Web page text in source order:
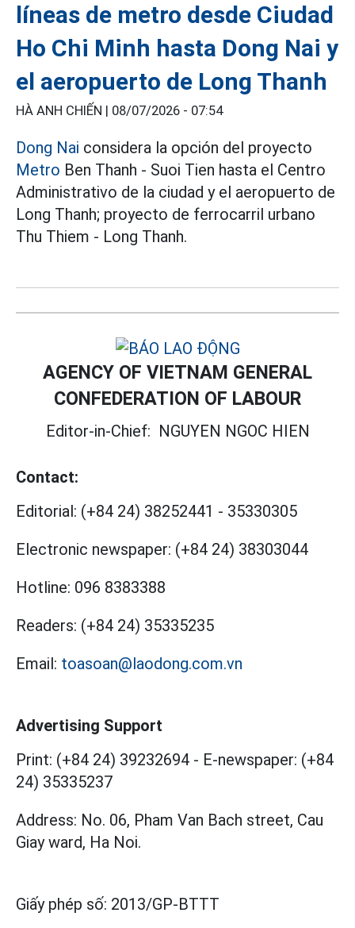
líneas de metro desde Ciudad
Ho Chi Minh hasta Dong Nai y
el aeropuerto de Long Thanh
HÀ ANH CHIẾN | 08/07/2026 - 07:54
Dong Nai considera la opción del proyecto
Metro Ben Thanh - Suoi Tien hasta el Centro
Administrativo de la ciudad y el aeropuerto de
Long Thanh; proyecto de ferrocarril urbano
Thu Thiem - Long Thanh.
AGENCY OF VIETNAM GENERAL
CONFEDERATION OF LABOUR
Editor-in-Chief: NGUYEN NGOC HIEN
Contact:
Editorial: (+84 24) 38252441 - 35330305
Electronic newspaper: (+84 24) 38303044
Hotline: 096 8383388
Readers: (+84 24) 35335235
Email: toasoan@laodong.com.vn
Advertising Support
Print: (+84 24) 39232694 - E-newspaper: (+84
24) 35335237
Address: No. 06, Pham Van Bach street, Cau
Giay ward, Ha Noi.
Giấy phép số: 2013/GP-BTTT